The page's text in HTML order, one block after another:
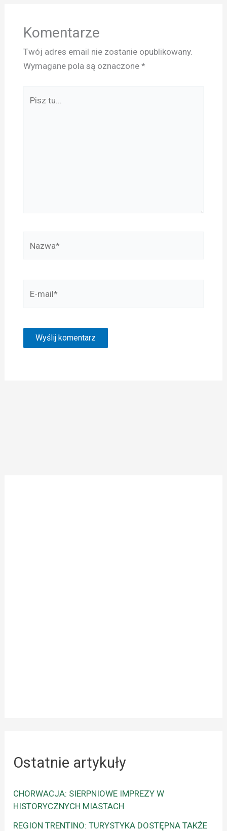
Komentarze
Twój adres email nie zostanie opublikowany.
Wymagane pola są oznaczone *
tu...
Ostatnie artykuły
CHORWACJA: SIERPNIOWE IMPREZY W
HISTORYCZNYCH MIASTACH
REGION TRENTINO: TURYSTYKA DOSTĘPNA TAKŻE